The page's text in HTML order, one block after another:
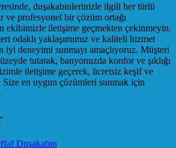
duşakabinlerinizle ilgili her türlü
profesyonel bir çözüm ortağı
ekibimizle iletişime geçmekten çekinmeyin.
odaklı yaklaşımımız ve kaliteli hizmet
iyi deneyimi sunmayı amaçlıyoruz. Müşteri
tutarak, banyonuzda konfor ve şıklığı
iletişime geçerek, ücretsiz keşif ve
en uygun çözümleri sunmak için